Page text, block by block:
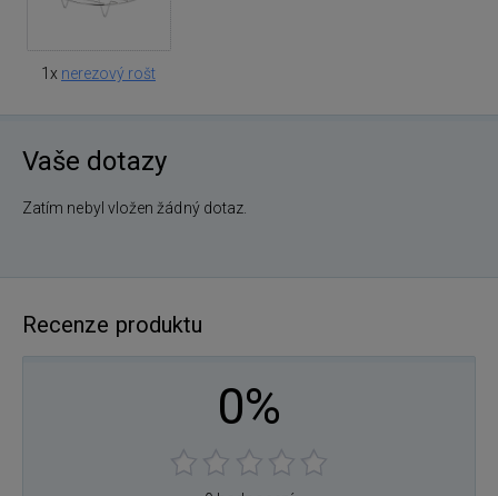
1x nerezový rošt
Vaše dotazy
Zatím nebyl vložen žádný dotaz.
Recenze produktu
0%